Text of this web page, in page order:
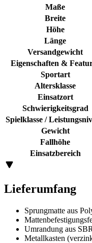
Maße
Breite
Höhe
Länge
Versandgewicht
Eigenschaften &
Sportart
Altersklasse
Einsatzort
Schwierigkeitsgrad
Spielklasse /
Gewicht
Fallhöhe
Einsatzbereich
Lieferumfang
Sprungmatte aus
Umrandung aus
Metallkasten